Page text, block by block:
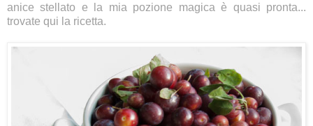
anice stellato e la mia pozione magica è quasi pronta...
trovate qui la ricetta.